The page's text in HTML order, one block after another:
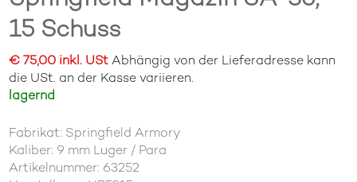
15 Schuss
€ 75,00 inkl. UStAbhängig von der Lieferadresse kann
die USt. an der Kasse variieren.
lagernd
Fabrikat: Springfield Armory
Kaliber: 9 mm Luger / Para
Artikelnummer: 63252